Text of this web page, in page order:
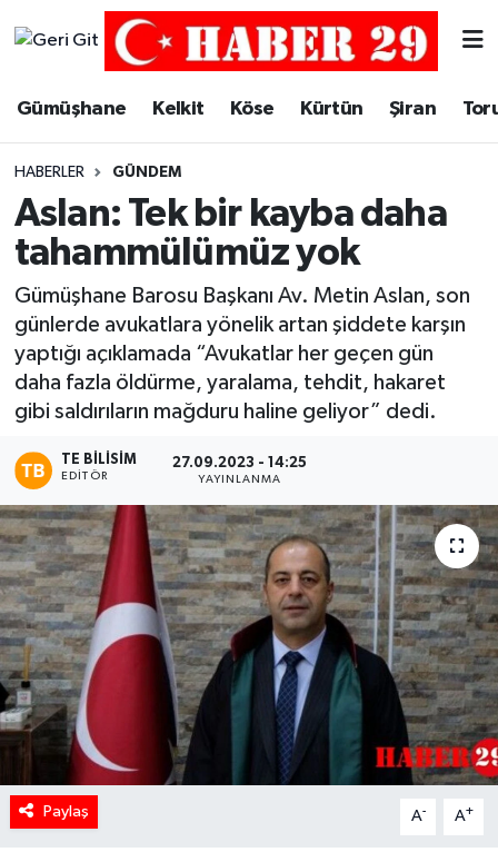
Gümüşhane Kelkit Köse Kürtün Şiran
HABERLER GÜNDEM
Aslan: Tek bir kayba daha
tahammülümüz yok
Gümüşhane Barosu Başkanı Av. Metin Aslan, son
günlerde avukatlara yönelik artan şiddete karşın
yaptığı açıklamada “Avukatlar her geçen gün
daha fazla öldürme, yaralama, tehdit, hakaret
gibi saldırıların mağduru haline geliyor” dedi.
TE BILISIM
EDITÖR
27.09.2023 - 14:25
YAYINLANMA
Paylaş A- A+
Merkez Trafik Yoğunluk Haritası
Süper Lig Puan Durumu ve Fikstür
Tüm Manşetler
Son Dakika Haberleri
Haber Arşivi